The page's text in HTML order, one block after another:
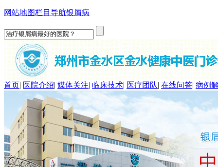
网站地图栏目导航银屑病
首页| 医院介绍| 媒体关注| 临床技术| 医疗团队| 在线问答| 病例